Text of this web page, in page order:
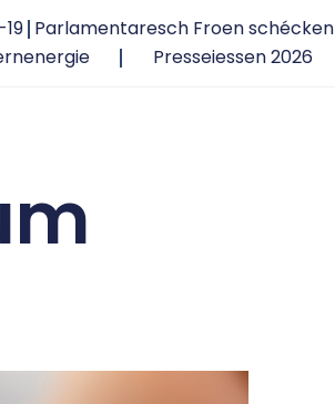
Parlamentaresch Froen schécken
Presseiessen 2026